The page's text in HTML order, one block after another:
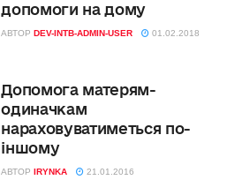
допомоги на дому
АВТОР DEV-INTB-ADMIN-USER 01.02.2018
Допомога матерям-
одиначкам
нараховуватиметься по-
іншому
АВТОР IRYNKA 21.01.2016